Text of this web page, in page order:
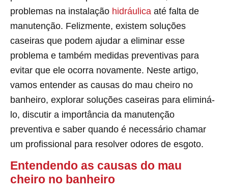
problemas na instalação hidráulica até falta de
manutenção. Felizmente, existem soluções
caseiras que podem ajudar a eliminar esse
problema e também medidas preventivas para
evitar que ele ocorra novamente. Neste artigo,
vamos entender as causas do mau cheiro no
banheiro, explorar soluções caseiras para eliminá-
lo, discutir a importância da manutenção
preventiva e saber quando é necessário chamar
um profissional para resolver odores de esgoto.
Entendendo as causas do mau
cheiro no banheiro